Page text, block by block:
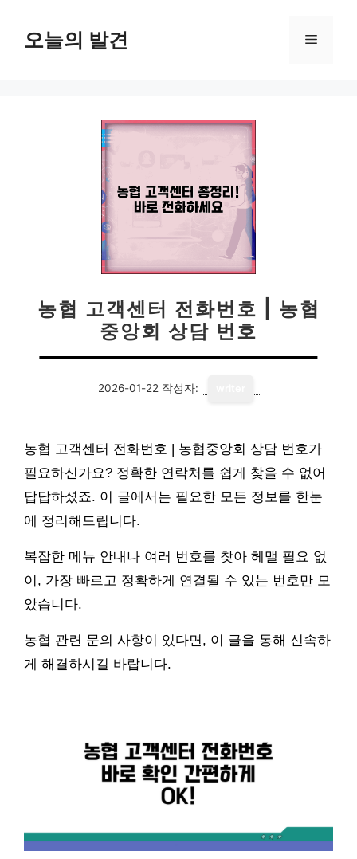
오늘의 발견 메
농협 고객센터 전화번호 | 농협
중앙회 상담 번호
2026-01-22 작성자:
농협 고객센터 전화번호 | 농협중앙회 상담 번호가
필요하신가요? 정확한 연락처를 쉽게 찾을 수 없어
답답하셨죠. 이 글에서는 필요한 모든 정보를 한눈
에 정리해드립니다.
복잡한 메뉴 안내나 여러 번호를 찾아 헤맬 필요 없
이, 가장 빠르고 정확하게 연결될 수 있는 번호만 모
았습니다.
농협 관련 문의 사항이 있다면, 이 글을 통해 신속하
게 해결하시길 바랍니다.